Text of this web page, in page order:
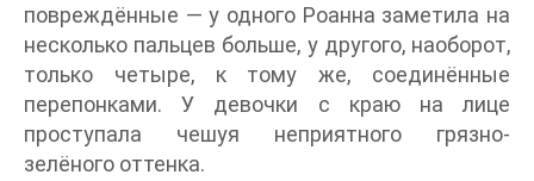
повреждённые — у одного Роанна заметила на
несколько пальцев больше, у другого, наоборот,
только четыре, к тому же, соединённые
перепонками. У девочки с краю на лице
проступала чешуя неприятного грязно-
зелёного оттенка.